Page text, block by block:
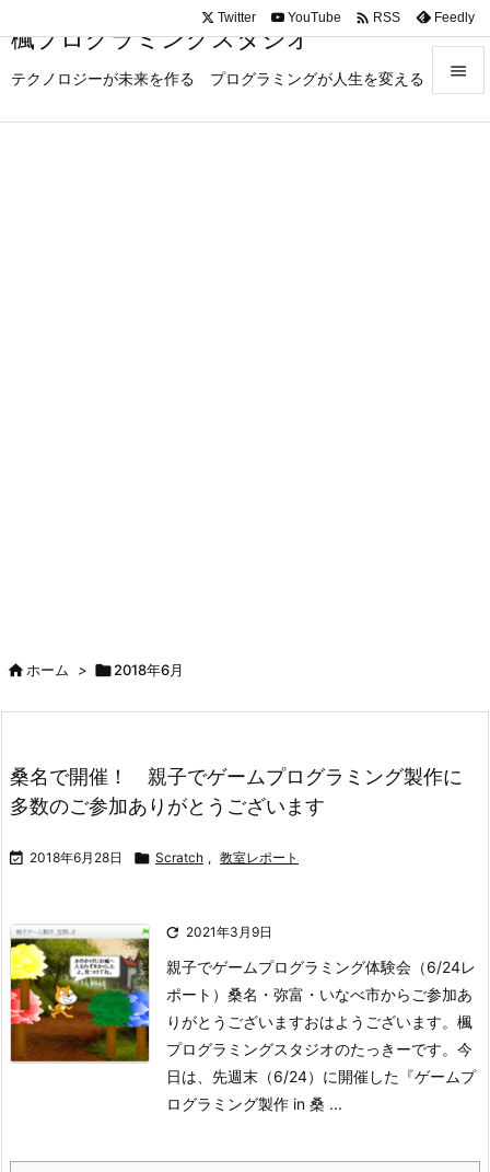
楓プログラミングスタジオ
テクノロジーが未来を作る プログラミングが人生を変える 

Twitter YouTube  RSS Feedly
ホーム > 2018年6月
桑名で開催！ 親子でゲームプログラミング製作に
多数のご参加ありがとうございます
 2018年6月28日  Scratch , 教室レポート
 2021年3月9日
親子でゲームプログラミング体験会（6/24レ
ポート）桑名・弥富・いなべ市からご参加あ
りがとうございますおはようございます。楓
プログラミングスタジオのたっきーです。今
日は、先週末（6/24）に開催した『ゲームプ
ログラミング製作 in 桑 ...